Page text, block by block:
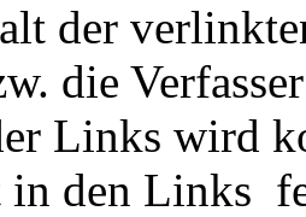
der
die
Links wird
den Links